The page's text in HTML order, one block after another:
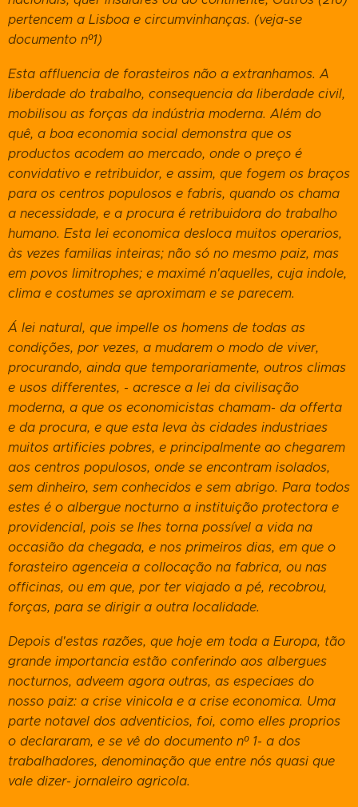
pertencem a Lisboa e circumvinhanças. (veja-se
documento nº1)
Esta affluencia de forasteiros não a extranhamos. A
liberdade do trabalho, consequencia da liberdade civil,
mobilisou as forças da indústria moderna. Além do
quê, a boa economia social demonstra que os
productos acodem ao mercado, onde o preço é
convidativo e retribuidor, e assim, que fogem os braços
para os centros populosos e fabris, quando os chama
a necessidade, e a procura é retribuidora do trabalho
humano. Esta lei economica desloca muitos operarios,
às vezes familias inteiras; não só no mesmo paiz, mas
em povos limitrophes; e maximé n'aquelles, cuja indole,
clima e costumes se aproximam e se parecem.
Á lei natural, que impelle os homens de todas as
condições, por vezes, a mudarem o modo de viver,
procurando, ainda que temporariamente, outros climas
e usos differentes, - acresce a lei da civilisação
moderna, a que os economicistas chamam- da offerta
e da procura, e que esta leva às cidades industriaes
muitos artificies pobres, e principalmente ao chegarem
aos centros populosos, onde se encontram isolados,
sem dinheiro, sem conhecidos e sem abrigo. Para todos
estes é o albergue nocturno a instituição protectora e
providencial, pois se lhes torna possível a vida na
occasião da chegada, e nos primeiros dias, em que o
forasteiro agenceia a collocação na fabrica, ou nas
officinas, ou em que, por ter viajado a pé, recobrou,
forças, para se dirigir a outra localidade.
Depois d'estas razões, que hoje em toda a Europa, tão
grande importancia estão conferindo aos albergues
nocturnos, adveem agora outras, as especiaes do
nosso paiz: a crise vinicola e a crise economica. Uma
parte notavel dos adventicios, foi, como elles proprios
o declararam, e se vê do documento nº 1- a dos
trabalhadores, denominação que entre nós quasi que
vale dizer- jornaleiro agricola.